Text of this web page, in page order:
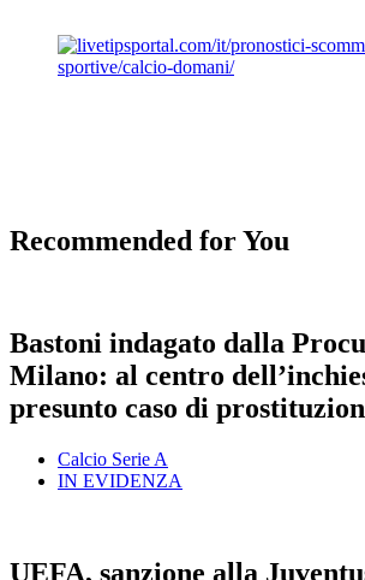
Recommended for You
Bastoni indagato dalla
Milano: al centro
presunto caso di
Calcio Serie A
IN EVIDENZA
UEFA, sanzione alla